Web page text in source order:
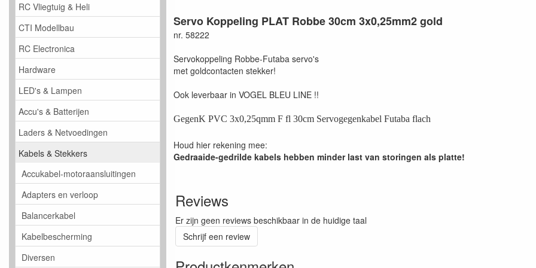
RC Vliegtuig & Heli
CTI Modellbau
RC Electronica
Hardware
LED's & Lampen
Accu's & Batterijen
Laders & Netvoedingen
Kabels & Stekkers
Accukabel-motoraansluitingen
Adapters en verloop
Balancerkabel
Kabelbescherming
Diversen
Servo Koppeling PLAT Robbe 30cm 3x0,25mm2 gold
nr. 58222
Servokoppeling Robbe-Futaba servo's
met goldcontacten stekker!
Ook leverbaar in VOGEL BLEU LINE !!
GegenK PVC 3x0,25qmm F fl 30cm Servogegenkabel Futaba flach
Houd hier rekening mee:
Gedraaide-gedrilde kabels hebben minder last van storingen als platte!
Reviews
Er zijn geen reviews beschikbaar in de huidige taal
Schrijf een review